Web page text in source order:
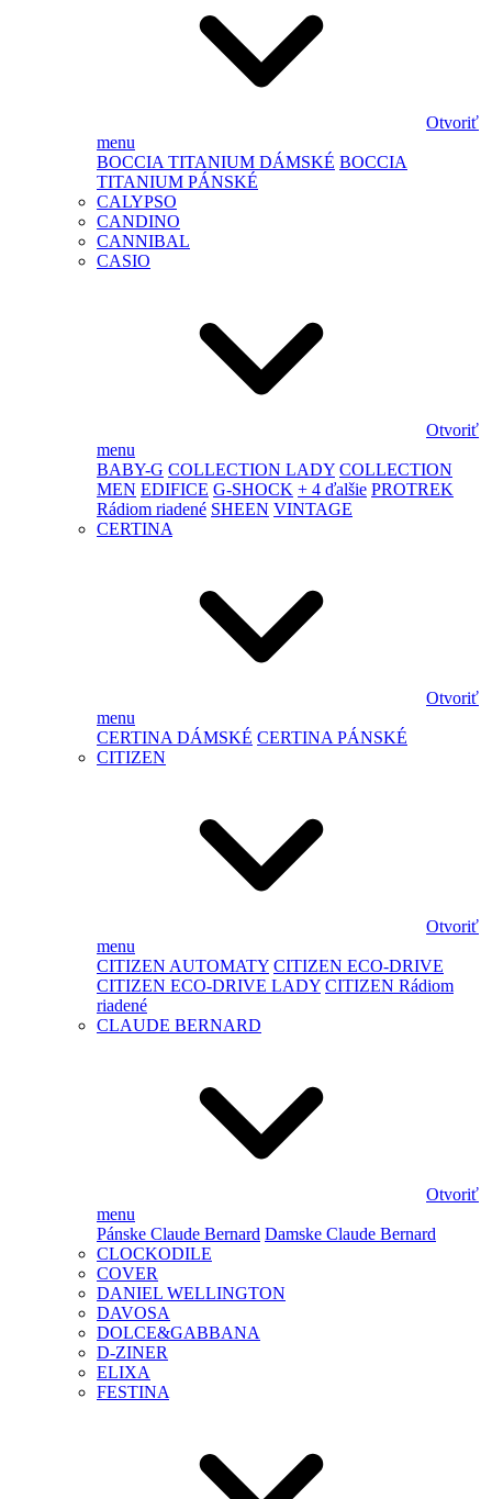
Otvoriť
menu
BOCCIA TITANIUM DÁMSKÉ BOCCIA
TITANIUM PÁNSKÉ
CALYPSO
CANDINO
CANNIBAL
CASIO
Otvoriť
menu
BABY-G COLLECTION LADY COLLECTION
MEN EDIFICE G-SHOCK + 4 ďalšie PROTREK
Rádiom riadené SHEEN VINTAGE
CERTINA
Otvoriť
menu
CERTINA DÁMSKÉ CERTINA PÁNSKÉ
CITIZEN
Otvoriť
menu
CITIZEN AUTOMATY CITIZEN ECO-DRIVE
CITIZEN ECO-DRIVE LADY CITIZEN Rádiom
riadené
CLAUDE BERNARD
Otvoriť
menu
Pánske Claude Bernard Damske Claude Bernard
CLOCKODILE
COVER
DANIEL WELLINGTON
DAVOSA
DOLCE&GABBANA
D-ZINER
ELIXA
FESTINA